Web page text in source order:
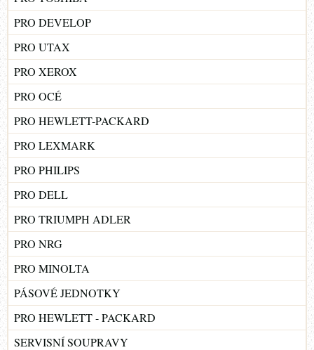
PRO DEVELOP
PRO UTAX
PRO XEROX
PRO OCÉ
PRO HEWLETT-PACKARD
PRO LEXMARK
PRO PHILIPS
PRO DELL
PRO TRIUMPH ADLER
PRO NRG
PRO MINOLTA
PÁSOVÉ JEDNOTKY
PRO HEWLETT - PACKARD
SERVISNÍ SOUPRAVY